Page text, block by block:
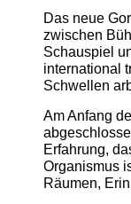
Das neue
zwischen
Schauspiel
international
Schwellen
Am Anfang
Erfahrung,
Organismus
Räumen,